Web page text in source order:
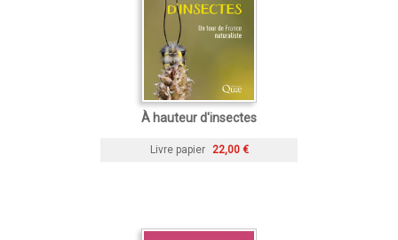
À hauteur d'insectes
Livre papier 22,00 €